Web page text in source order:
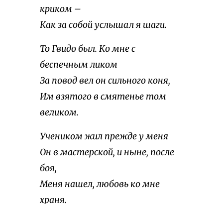
криком –
Как за собой услышал я шаги.
То Гвидо был. Ко мне с
беспечным ликом
За повод вел он сильного коня,
Им взятого в смятенье том
великом.
Учеником жил прежде у меня
Он в мастерской, и ныне, после
боя,
Меня нашел, любовь ко мне
храня.